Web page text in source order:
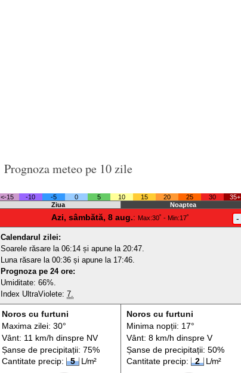
Prognoza meteo pe 10 zile
<-15 -10 -5 0 5 10 15 20 25 30
35+
Ziua
Noaptea
Azi, sâmbătă, 8 aug.: Max:30˚ - Min:17˚ -
Calendarul zilei:
Soarele răsare la 06:14 și apune la 20:47.
Luna răsare la 00:36 și apune la 17:46.
Prognoza pe 24 ore:
Umiditate: 66%.
Index UltraViolete:7.
Noros cu furtuni
Maxima zilei: 30°
Vânt: 11 km/h dinspreNV
Șanse de precipitații: 75%
Cantitate precip:
5 L/m²
Noros cu furtuni
Minima nopții: 17°
Vânt: 8 km/h dinspreV
Șanse de precipitații: 50%
Cantitate precip:
2 L/m²